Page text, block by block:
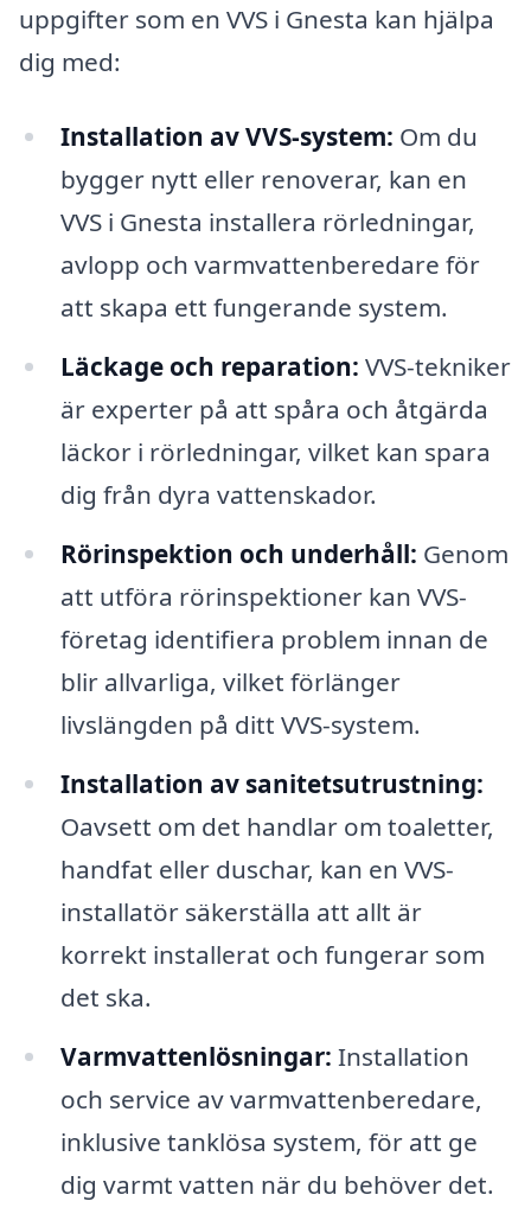
uppgifter som en VVS i Gnesta kan hjälpa
dig med:
Installation av VVS-system: Om du
bygger nytt eller renoverar, kan en
VVS i Gnesta installera rörledningar,
avlopp och varmvattenberedare för
att skapa ett fungerande system.
Läckage och reparation: VVS-tekniker
är experter på att spåra och åtgärda
läckor i rörledningar, vilket kan spara
dig från dyra vattenskador.
Rörinspektion och underhåll: Genom
att utföra rörinspektioner kan VVS-
företag identifiera problem innan de
blir allvarliga, vilket förlänger
livslängden på ditt VVS-system.
Installation av sanitetsutrustning:
Oavsett om det handlar om toaletter,
handfat eller duschar, kan en VVS-
installatör säkerställa att allt är
korrekt installerat och fungerar som
det ska.
Varmvattenlösningar: Installation
och service av varmvattenberedare,
inklusive tanklösa system, för att ge
dig varmt vatten när du behöver det.